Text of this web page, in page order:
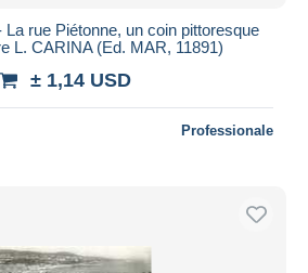
rue Piétonne, un coin pittoresque
L. CARINA (Ed. MAR, 11891)
± 1,14 USD
Professionale